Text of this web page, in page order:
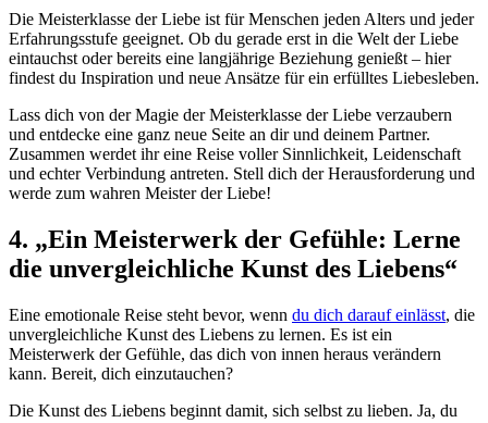
Die Meisterklasse der Liebe ist für Menschen jeden Alters und jeder
Erfahrungsstufe geeignet. Ob du gerade erst in die Welt der Liebe
eintauchst oder bereits eine langjährige Beziehung genießt – hier
findest du Inspiration und neue Ansätze für ein erfülltes Liebesleben.
Lass dich von der Magie der Meisterklasse der Liebe verzaubern
und entdecke eine ganz neue Seite an dir und deinem Partner.
Zusammen werdet ihr eine Reise voller Sinnlichkeit, Leidenschaft
und echter Verbindung antreten. Stell dich der Herausforderung und
werde zum wahren Meister der Liebe!
4. „Ein Meisterwerk der Gefühle: Lerne
die unvergleichliche Kunst des Liebens“
Eine emotionale Reise steht bevor, wenn du dich darauf einlässt, die
unvergleichliche Kunst des Liebens zu lernen. Es ist ein
Meisterwerk der Gefühle, das dich von innen heraus verändern
kann. Bereit, dich einzutauchen?
Die Kunst des Liebens beginnt damit, sich selbst zu lieben. Ja, du